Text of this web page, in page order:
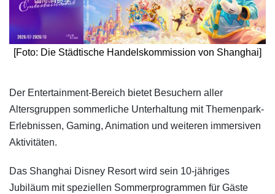
[Foto: Die Städtische Handelskommission von Shanghai]
​Der Entertainment-Bereich bietet Besuchern aller
Altersgruppen sommerliche Unterhaltung mit Themenpark-
Erlebnissen, Gaming, Animation und weiteren immersiven
Aktivitäten.
Das Shanghai Disney Resort wird sein 10-jähriges
Jubiläum mit speziellen Sommerprogrammen für Gäste